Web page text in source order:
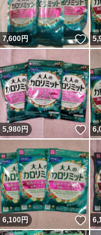
7,600円 い
5,980円 い
6,100円 い